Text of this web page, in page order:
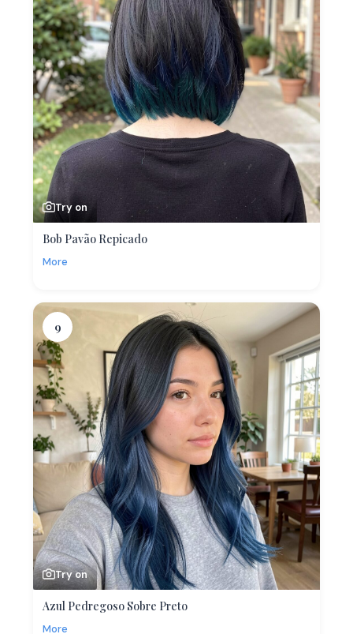
Try on
Bob Pavão Repicado
More
9
Try on
Azul Pedregoso Sobre Preto
More